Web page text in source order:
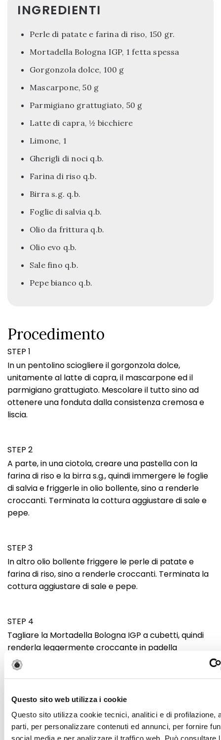
Questo sito web utilizza i cookie
Questo sito utilizza cookie tecnici, analitici e di profilazione,
parti, per personalizzare contenuti ed annunci, per fornire
INGREDIENTI
Perle di patate e farina di riso, 150 gr.
Mortadella Bologna IGP, 1 fetta spessa
Gorgonzola dolce, 100 g
Mascarpone, 50 g
Parmigiano grattugiato, 50 g
Latte di capra, ½ bicchiere
Limone, 1
Gherigli di noci q.b.
Farina di riso q.b.
Birra s.g. q.b.
Foglie di salvia q.b.
Olio da frittura q.b.
Olio evo q.b.
Sale fino q.b.
Pepe bianco q.b.
Procedimento
STEP 1
In un pentolino sciogliere il gorgonzola dolce,
unitamente al latte di capra, il mascarpone ed il
parmigiano grattugiato. Mescolare il tutto sino ad
ottenere una fonduta dalla consistenza cremosa e
liscia.
STEP 2
A parte, in una ciotola, creare una pastella con la
farina di riso e la birra s.g., quindi immergere le foglie
di salvia e friggerle in olio bollente, sino a renderle
croccanti. Terminata la cottura aggiustare di sale e
pepe.
STEP 3
In altro olio bollente friggere le perle di patate e
farina di riso, sino a renderle croccanti. Terminata la
cottura aggiustare di sale e pepe.
STEP 4
Tagliare la Mortadella Bologna IGP a cubetti, quindi
renderla leggermente croccante in padella
aggiungendo il limone.
STEP 5
gorgonzola, le perle di patate croccanti e la
Mortadella Bologna IGP croccante a cubetti, quindi